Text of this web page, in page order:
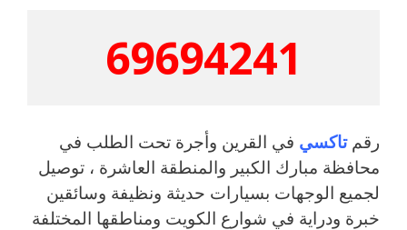
69694241
رقمتاكسي في القرين وأجرة تحت الطلب في
محافظة مبارك الكبير والمنطقة العاشرة ، توصيل
لجميع الوجهات بسيارات حديثة ونظيفة وسائقين
خبرة ودراية في شوارع الكويت ومناطقها المختلفة